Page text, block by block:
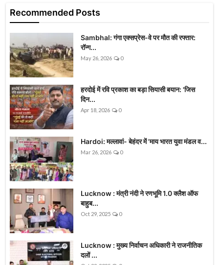
Recommended Posts
Sambhal: गंगा एक्सप्रेस-वे पर मौत की रफ्तार:
रॉन्ग...
May 26, 2026 0
हरदोई में रवि प्रकाश का बड़ा सियासी बयान: 'जिस
दिन...
Apr 18, 2026 0
Hardoi: मल्लावां- बेहंदर में 'माय भारत युवा मंडल व...
Mar 26, 2026 0
Lucknow : मंत्री नंदी ने रणभूमि 1.0 क्लैश ऑफ
बाहुब...
Oct 29, 2025 0
Lucknow : मुख्य निर्वाचन अधिकारी ने राजनीतिक
दलों ...